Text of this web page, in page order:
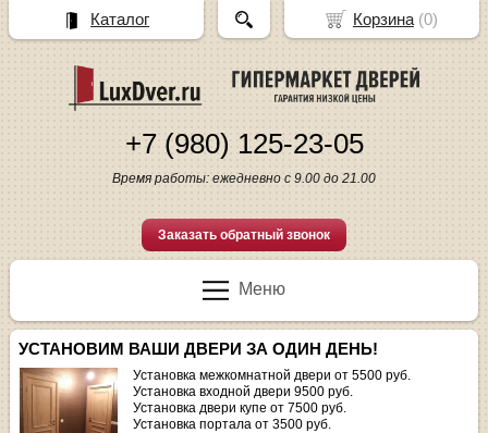
+7 (980) 125-23-05
Время работы: ежедневно с 9.00 до 21.00
Заказать обратный звонок
Меню
УСТАНОВИМ ВАШИ ДВЕРИ ЗА ОДИН ДЕНЬ!
Установка межкомнатной двери от 5500 руб.
Установка входной двери 9500 руб.
Установка двери купе от 7500 руб.
Установка портала от 3500 руб.
Корзина(0)
Каталог